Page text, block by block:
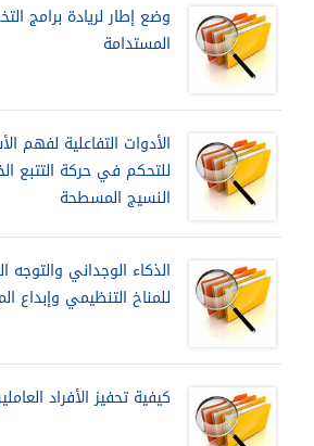
وضع إطار لريادة برامج
المستدامة
الأدوات التفاعلية لفهم
للتحكم في حركة التتبع
النسيج المسطحة
الذكاء الوجداني والتوجه
للمناخ التنظيمي وإبداع
كيفية تحفيز الأفراد